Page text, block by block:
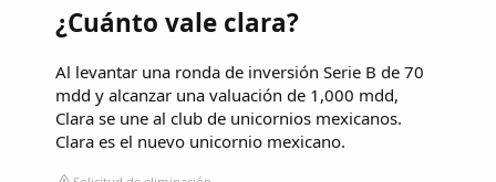
¿Cuánto vale clara?
Al levantar una ronda de inversión Serie B de 70
mdd y alcanzar una valuación de 1,000 mdd,
Clara se une al club de unicornios mexicanos.
Clara es el nuevo unicornio mexicano.